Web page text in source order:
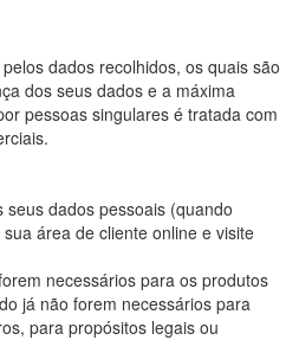
dados recolhidos, os quais são
dos seus dados e a máxima
pessoas singulares é tratada com
dados pessoais (quando
área de cliente online e visite
necessários para os produtos
já não forem necessários para
para propósitos legais ou